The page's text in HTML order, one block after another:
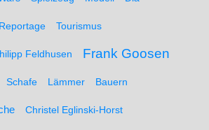
Reportage Tourismus
Feldhusen Frank Goosen
Schafe Lämmer Bauern
Christel Eglinski-Horst